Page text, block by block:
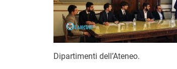
Dipartimenti dell’Ateneo.